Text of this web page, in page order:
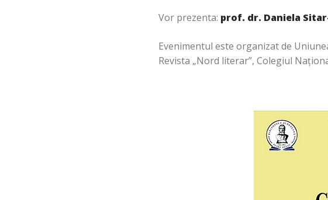
Vor prezenta: prof. dr. Daniela
Evenimentul este organizat de
Revista „Nord literar”, Colegiul